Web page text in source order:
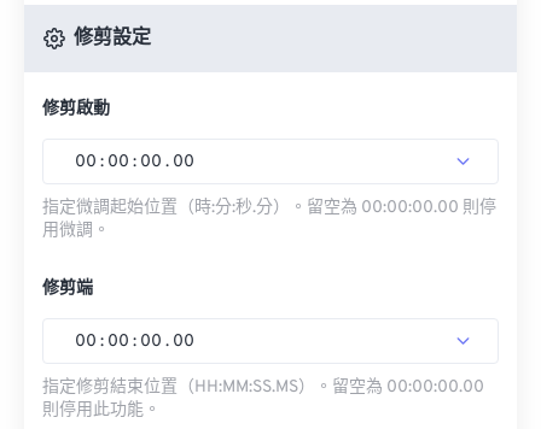
修剪設定
修剪啟動
00 : 00 : 00 . 00
指定微調起始位置（時:分:秒.分）。留空為 00:00:00.00 則停
用微調。
修剪端
00 : 00 : 00 . 00
指定修剪結束位置（HH:MM:SS.MS）。留空為 00:00:00.00
則停用此功能。